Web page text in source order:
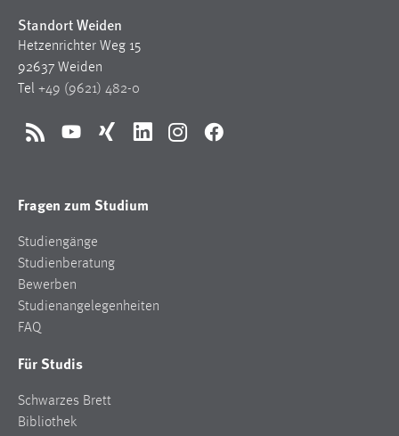
Standort Weiden
Hetzenrichter Weg 15
92637 Weiden
Tel +49 (9621) 482-0
RSS YouTubeXing LinkedInInstagramFacebook
Fragen zum Studium
Studiengänge
Studienberatung
Bewerben
Studienangelegenheiten
FAQ
Für Studis
Schwarzes Brett
Bibliothek